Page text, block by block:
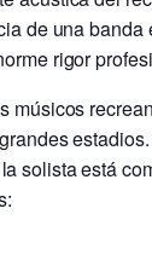
de una banda
rigor
músicos
solista está